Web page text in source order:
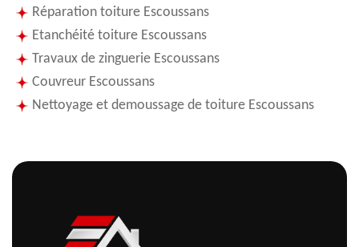
Réparation toiture Escoussans
Etanchéité toiture Escoussans
Travaux de zinguerie Escoussans
Couvreur Escoussans
Nettoyage et demoussage de toiture Escoussans